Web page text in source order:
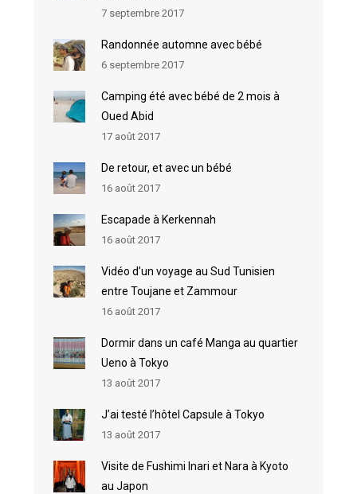
7 septembre 2017
Randonnée automne avec bébé
6 septembre 2017
Camping été avec bébé de 2 mois à
Oued Abid
17 août 2017
De retour, et avec un bébé
16 août 2017
Escapade à Kerkennah
16 août 2017
Vidéo d’un voyage au Sud Tunisien
entre Toujane et Zammour
16 août 2017
Dormir dans un café Manga au quartier
Ueno à Tokyo
13 août 2017
J’ai testé l’hôtel Capsule à Tokyo
13 août 2017
Visite de Fushimi Inari et Nara à Kyoto
au Japon